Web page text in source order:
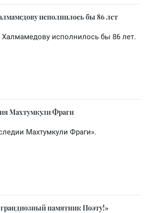
исполнилось бы 86 лет
исполнилось бы 86 лет.
Махтумкули Фраги
Махтумкули Фраги».
грандиозный памятник Поэту!»